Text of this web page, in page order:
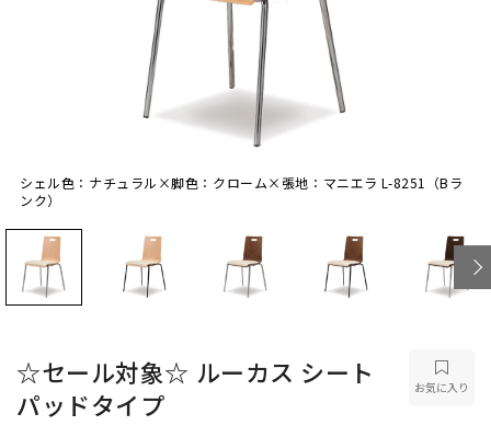
シェル色：ナチュラル×脚色：クローム×張地：
シェル色：ナチュラル×脚色：クローム×張地：マニエラ L-8251（Bラ
ンク）
☆セール対象☆ ルーカス シート
パッドタイプ
お気に入り